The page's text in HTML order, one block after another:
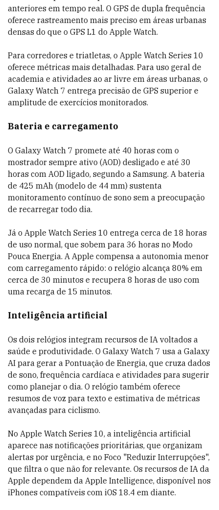
anteriores em tempo real. O GPS de dupla frequência
oferece rastreamento mais preciso em áreas urbanas
densas do que o GPS L1 do Apple Watch.
Para corredores e triatletas, o Apple Watch Series 10
oferece métricas mais detalhadas. Para uso geral de
academia e atividades ao ar livre em áreas urbanas, o
Galaxy Watch 7 entrega precisão de GPS superior e
amplitude de exercícios monitorados.
Bateria e carregamento
O Galaxy Watch 7 promete até 40 horas com o
mostrador sempre ativo (AOD) desligado e até 30
horas com AOD ligado, segundo a Samsung. A bateria
de 425 mAh (modelo de 44 mm) sustenta
monitoramento contínuo de sono sem a preocupação
de recarregar todo dia.
Já o Apple Watch Series 10 entrega cerca de 18 horas
de uso normal, que sobem para 36 horas no Modo
Pouca Energia. A Apple compensa a autonomia menor
com carregamento rápido: o relógio alcança 80% em
cerca de 30 minutos e recupera 8 horas de uso com
uma recarga de 15 minutos.
Inteligência artificial
Os dois relógios integram recursos de IA voltados a
saúde e produtividade. O Galaxy Watch 7 usa a Galaxy
AI para gerar a Pontuação de Energia, que cruza dados
de sono, frequência cardíaca e atividades para sugerir
como planejar o dia. O relógio também oferece
resumos de voz para texto e estimativa de métricas
avançadas para ciclismo.
No Apple Watch Series 10, a inteligência artificial
aparece nas notificações prioritárias, que organizam
alertas por urgência, e no Foco "Reduzir Interrupções",
que filtra o que não for relevante. Os recursos de IA da
Apple dependem da Apple Intelligence, disponível nos
iPhones compatíveis com iOS 18.4 em diante.